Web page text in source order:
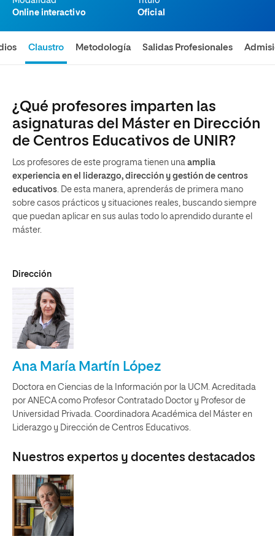
Online interactivo
Oficial
Claustro Metodología Salidas Profesionales
¿Qué profesores imparten las
asignaturas del Máster en Dirección
de Centros Educativos de UNIR?
Los profesores de este programa tienen una amplia
experiencia en el liderazgo, dirección y gestión de centros
educativos. De esta manera, aprenderás de primera mano
sobre casos prácticos y situaciones reales, buscando siempre
que puedan aplicar en sus aulas todo lo aprendido durante el
máster.
Dirección
Ana María Martín López
Doctora en Ciencias de la Información por la UCM. Acreditada
por ANECA como Profesor Contratado Doctor y Profesor de
Universidad Privada. Coordinadora Académica del Máster en
Liderazgo y Dirección de Centros Educativos.
Nuestros expertos y docentes destacados